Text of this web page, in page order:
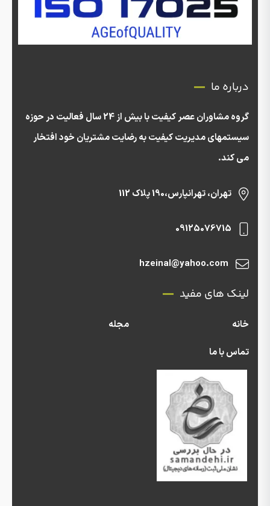
درباره ما
گروه مشاوران عصر کیفیت با بیش از 24 سال فعالیت در حوزه
سیستمهای مدیریت کیفیت به رضایت مشتریان خود افتخار
می کند.
تهران، تهرانپارس،190 پلاک 112
09125076715
hzeinal@yahoo.com
لینک های مفید
خانه
مجله
تماس با ما